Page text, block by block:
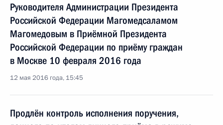
Руководителя Администрации Президента
Российской Федерации Магомедсаламом
Магомедовым в Приёмной Президента
Российской Федерации по приёму граждан
в Москве 10 февраля 2016 года
12 мая 2016 года, 15:45
Продлён контроль исполнения поручения,